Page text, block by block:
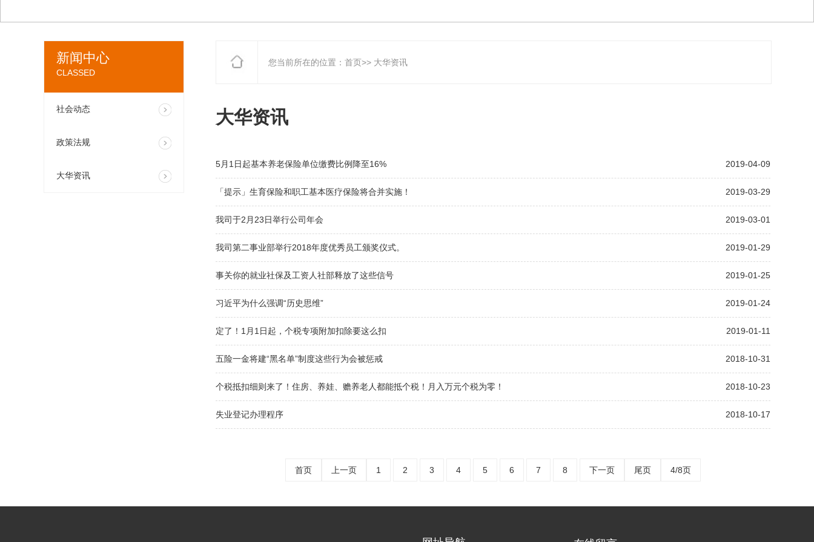
新闻中心
CLASSED
社会动态
政策法规
大华资讯
您当前所在的位置： 首页>> 大华资讯
大华资讯
5月1日起基本养老保险单位缴费比例降至16% 2019-04-09
「提示」生育保险和职工基本医疗保险将合并实施！ 2019-03-29
我司于2月23日举行公司年会 2019-03-01
我司第二事业部举行2018年度优秀员工颁奖仪式。 2019-01-29
事关你的就业社保及工资人社部释放了这些信号 2019-01-25
习近平为什么强调“历史思维” 2019-01-24
定了！1月1日起，个税专项附加扣除要这么扣 2019-01-11
五险一金将建“黑名单”制度这些行为会被惩戒 2018-10-31
个税抵扣细则来了！住房、养娃、赡养老人都能抵个税！月入万元个税为零！ 2018-10-23
失业登记办理程序 2018-10-17
首页 上一页 1 2 3 4 5 6 7 8 下一页 尾页 4/8页